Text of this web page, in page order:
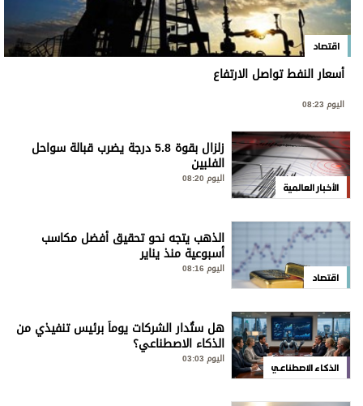
اقتصاد
أسعار النفط تواصل الارتفاع
اليوم 08:23
الأخبار العالمية
زلزال بقوة 5.8 درجة يضرب قبالة سواحل
الفلبين
اليوم 08:20
اقتصاد
الذهب يتجه نحو تحقيق أفضل مكاسب
أسبوعية منذ يناير
اليوم 08:16
الذكاء الاصطناعي
هل ستُدار الشركات يوماً برئيس تنفيذي من
الذكاء الاصطناعي؟
اليوم 03:03